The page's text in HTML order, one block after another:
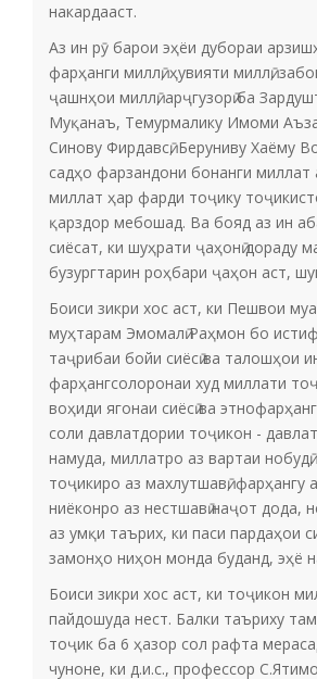
накардааст.
Аз ин рӯ барои эҳёи дубораи
фарҳанги миллӣ, ҳувияти миллӣ,
ҷашнҳои миллӣ, арҷгузорӣ ба
Муқанаъ, Темурмалику Имоми
Синову Фирдавсӣ, Беруниву Хаёму
садҳо фарзандони бонанги
миллат ҳар фарди тоҷику
қарздор мебошад. Ва бояд аз ин
сиёсат, ки шуҳрати ҷаҳонӣ дораду
бузургтарин роҳбари ҷаҳон аст,
Боиси зикри хос аст, ки Пешвои
муҳтарам Эмомалӣ Раҳмон бо
таҷрибаи бойи сиёсӣ ва талошҳои
фарҳангсолоронаи худ миллати
воҳиди ягонаи сиёсӣ ва
соли давлатдории тоҷикон -
намуда, миллатро аз вартаи
тоҷикиро аз махлутшавӣ, фарҳангу
ниёконро аз нестшавӣ наҷот дода,
аз умқи таърих, ки паси пардаҳои
замонҳо ниҳон монда буданд, эҳё
Боиси зикри хос аст, ки тоҷикон
пайдошуда нест. Балки таъриху
тоҷик ба 6 ҳазор сол рафта
чуноне, ки д.и.с., профессор